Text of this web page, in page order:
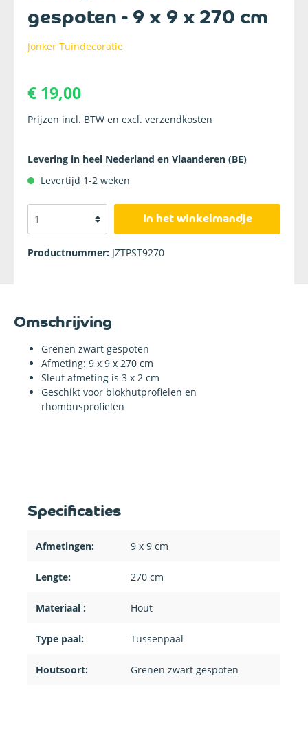
gespoten - 9 x 9 x 270 cm
Jonker Tuindecoratie
€ 19,00
Prijzen incl. BTW en excl. verzendkosten
Levering in heel Nederland en Vlaanderen (BE)
Levertijd 1-2 weken
In het winkelmandje
Productnummer: JZTPST9270
Omschrijving
Grenen zwart gespoten
Afmeting: 9 x 9 x 270 cm
Sleuf afmeting is 3 x 2 cm
Geschikt voor blokhutprofielen en
rhombusprofielen
Specificaties
Afmetingen: 9 x 9 cm
Lengte: 270 cm
Materiaal : Hout
Type paal: Tussenpaal
Houtsoort: Grenen zwart gespoten